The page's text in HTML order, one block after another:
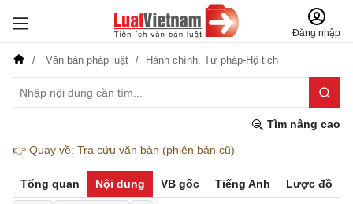
Đăng nhập
Văn bản pháp luật Hành chính, Tư pháp-Hộ tịch
Tìm nâng cao
👉 Quay về: Tra cứu văn bản (phiên bản cũ)
Tổng quan Nội dung VB gốc Tiếng Anh Lược đồ